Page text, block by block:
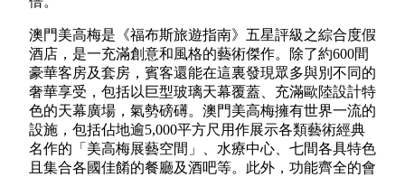
澳門美高梅是《福布斯旅遊指南》五星評級之綜合度假
酒店，是一充滿創意和風格的藝術傑作。除了約600間
豪華客房及套房，賓客還能在這裏發現眾多與別不同的
奢華享受，包括以巨型玻璃天幕覆蓋、充滿歐陸設計特
色的天幕廣場，氣勢磅礡。澳門美高梅擁有世界一流的
設施，包括佔地逾5,000平方尺用作展示各類藝術經典
名作的「美高梅展藝空間」、水療中心、七間各具特色
且集合各國佳餚的餐廳及酒吧等。此外，功能齊全的會